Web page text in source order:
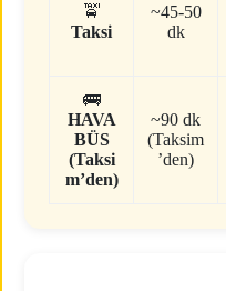
🚖
Taksi
~45-50
dk
🚌
HAVA
BÜS
(Taksi
m’den)
~90 dk
(Taksim
’den)